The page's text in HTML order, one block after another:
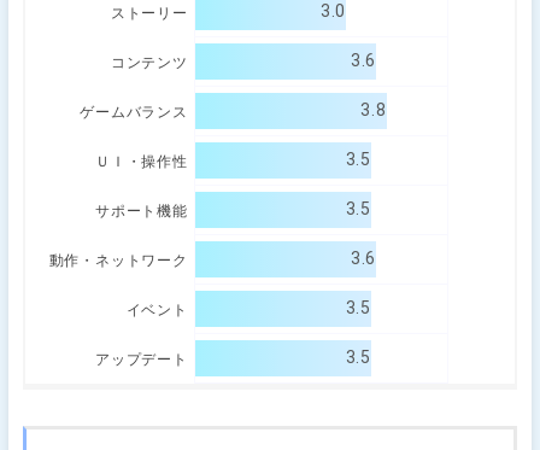
ストーリー 3.0
コンテンツ 3.6
ゲームバランス 3.8
ＵＩ・操作性 3.5
サポート機能 3.5
動作・ネットワーク 3.6
イベント 3.5
アップデート 3.5